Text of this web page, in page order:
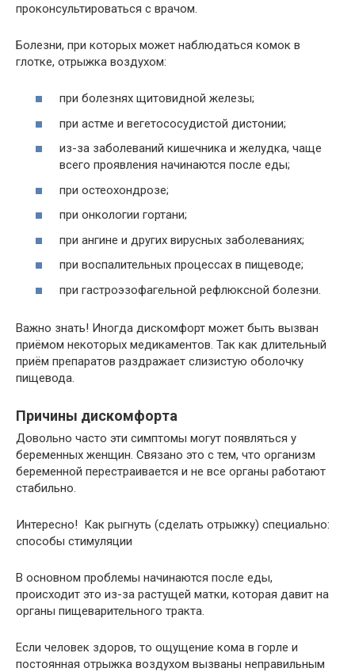
проконсультироваться с врачом.
Болезни, при которых может наблюдаться комок в
глотке, отрыжка воздухом:
при болезнях щитовидной железы;
при астме и вегетососудистой дистонии;
из-за заболеваний кишечника и желудка, чаще
всего проявления начинаются после еды;
при остеохондрозе;
при онкологии гортани;
при ангине и других вирусных заболеваниях;
при воспалительных процессах в пищеводе;
при гастроэзофагельной рефлюксной болезни.
Важно знать! Иногда дискомфорт может быть вызван
приёмом некоторых медикаментов. Так как длительный
приём препаратов раздражает слизистую оболочку
пищевода.
Причины дискомфорта
Довольно часто эти симптомы могут появляться у
беременных женщин. Связано это с тем, что организм
беременной перестраивается и не все органы работают
стабильно.
Интересно! Как рыгнуть (сделать отрыжку) специально:
способы стимуляции
В основном проблемы начинаются после еды,
происходит это из-за растущей матки, которая давит на
органы пищеварительного тракта.
Если человек здоров, то ощущение кома в горле и
постоянная отрыжка воздухом вызваны неправильным